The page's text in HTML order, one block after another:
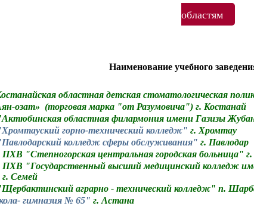
областям
Наименование учебного
областная детская стоматологическая
озат» (торговая марка "от Разумовича") г. Костанай
областная филармония имени Газизы
горно-технический колледж" г. Хромтау
колледж сферы обслуживания" г. Павлодар
"Степногорская центральная городская больница"
"Государственный высший медицинский колледж
Семей
аграрно - технический колледж" п.
гимназия № 65" г. Астана